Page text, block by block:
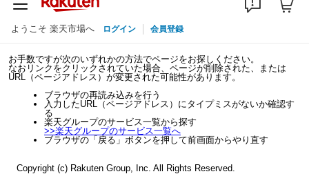
ようこそ 楽天市場へ ログイン 会員登録
お手数ですが次のいずれかの方法でページをお探しください。
なおリンクをクリックされていた場合、ページが削除された、または
URL（ページアドレス）が変更された可能性があります。
ブラウザの再読み込みを行う
入力したURL（ページアドレス）にタイプミスがないか確認す
る
楽天グループのサービス一覧から探す
>>楽天グループのサービス一覧へ
ブラウザの「戻る」ボタンを押して前画面からやり直す
Copyright (c) Rakuten Group, Inc. All Rights Reserved.